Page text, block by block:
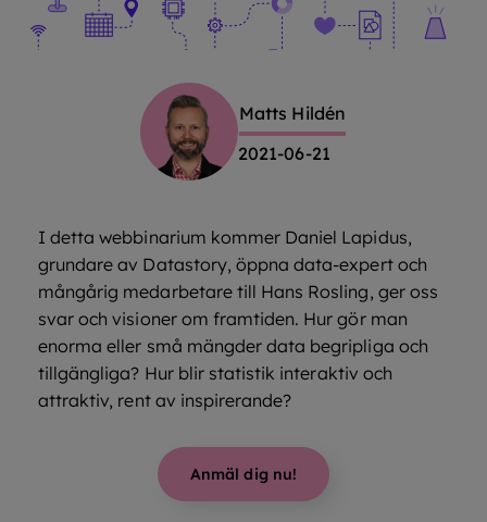
Matts Hildén
2021-06-21
I detta webbinarium kommer Daniel Lapidus,
grundare av Datastory, öppna data-expert och
mångårig medarbetare till Hans Rosling, ger oss
svar och visioner om framtiden. Hur gör man
enorma eller små mängder data begripliga och
tillgängliga? Hur blir statistik interaktiv och
attraktiv, rent av inspirerande?
Anmäl dig nu!